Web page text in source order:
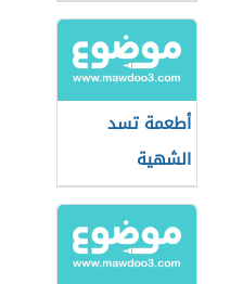
أطعمة تسد
الشهية